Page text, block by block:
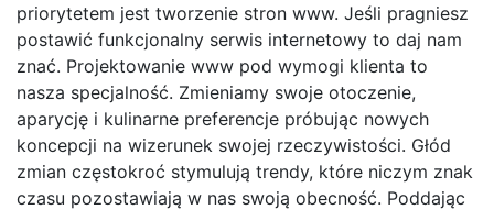
priorytetem jest tworzenie stron www. Jeśli pragniesz
postawić funkcjonalny serwis internetowy to daj nam
znać. Projektowanie www pod wymogi klienta to
nasza specjalność. Zmieniamy swoje otoczenie,
aparycję i kulinarne preferencje próbując nowych
koncepcji na wizerunek swojej rzeczywistości. Głód
zmian częstokroć stymulują trendy, które niczym znak
czasu pozostawiają w nas swoją obecność. Poddając